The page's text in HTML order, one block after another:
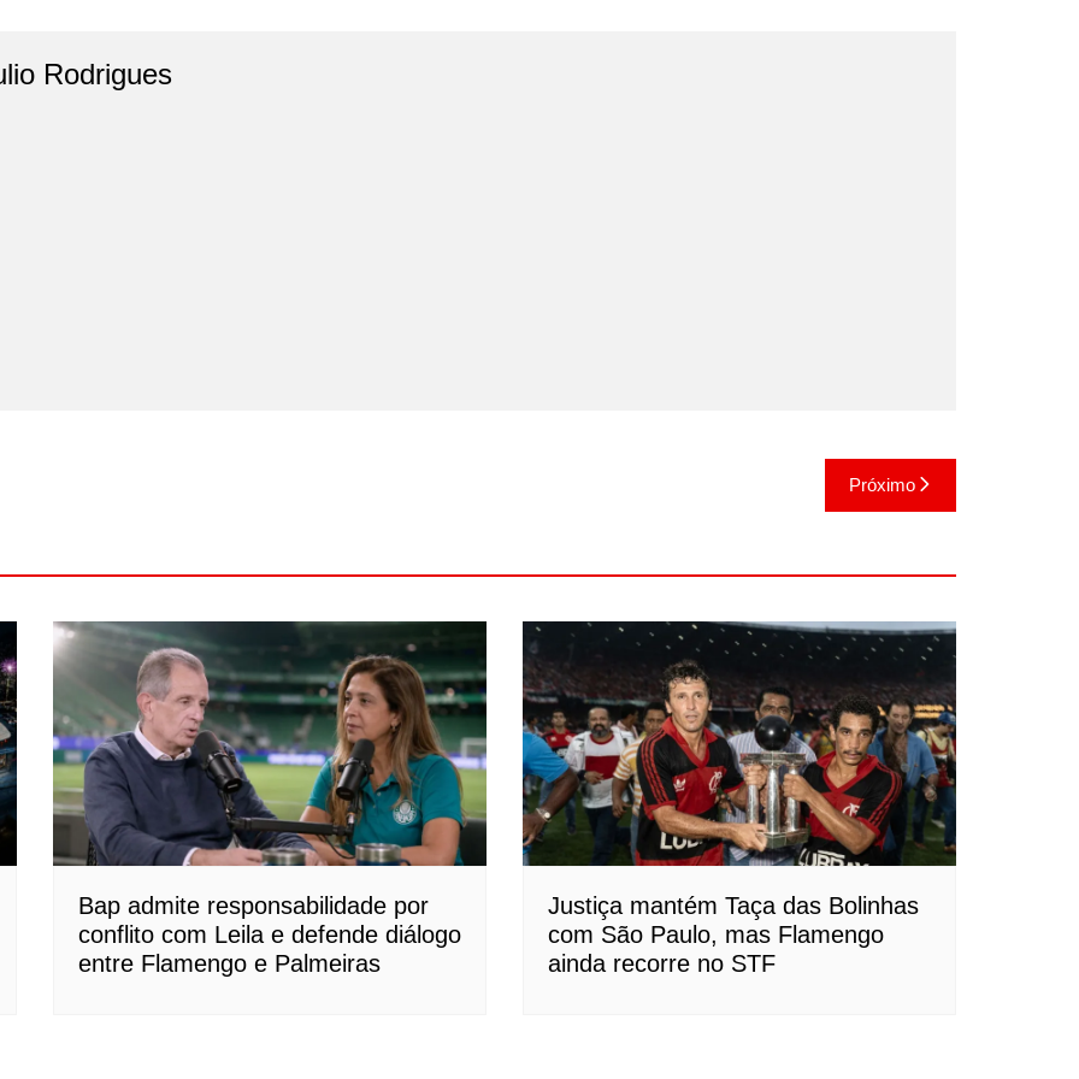
Rodrigues
Próximo
Bap admite responsabilidade por
conflito com Leila e defende diálogo
entre Flamengo e Palmeiras
Justiça mantém Taça das Bolinhas
com São Paulo, mas Flamengo
ainda recorre no STF